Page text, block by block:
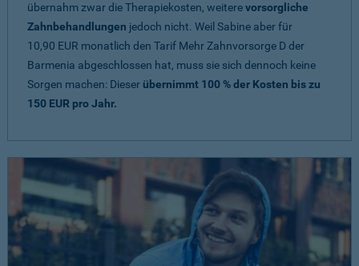
übernahm zwar die Therapiekosten, weiterevorsorgliche
Zahnbehandlungen jedoch nicht. Weil Sabine aber für
10,90 EUR monatlich den Tarif Mehr Zahnvorsorge D der
Barmenia abgeschlossen hat, muss sie sich dennoch keine
Sorgen machen: Dieser übernimmt 100 % der Kosten bis zu
150 EUR pro Jahr.